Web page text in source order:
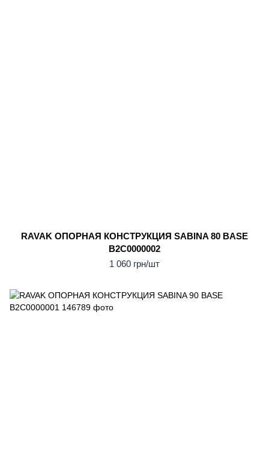
RAVAK ОПОPНАЯ КОНСТPУКЦИЯ SABINA 80 BASE
B2C0000002
1 060 грн/шт